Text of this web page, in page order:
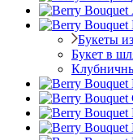
Букеты
Букет в